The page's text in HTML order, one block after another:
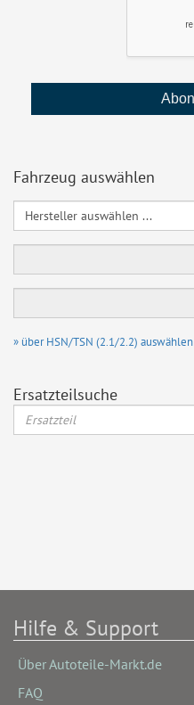
Fahrzeug auswählen
Hersteller
/
Motor
» über HSN/TSN (2.1/2.2) auswählen
Ersatzteilsuche
Hilfe & Support
Über Autoteile-Markt.de
FAQ